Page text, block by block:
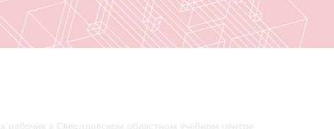
рабочих в Свердловском областном учебном центре